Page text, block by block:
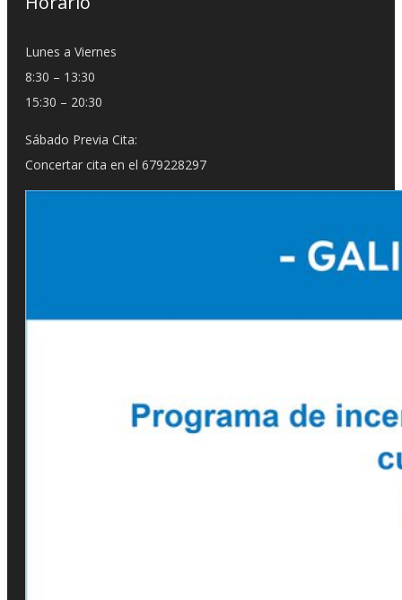
Lunes a Viernes
8:30 – 13:30
15:30 – 20:30
Sábado Previa Cita:
Concertar cita en el 679228297